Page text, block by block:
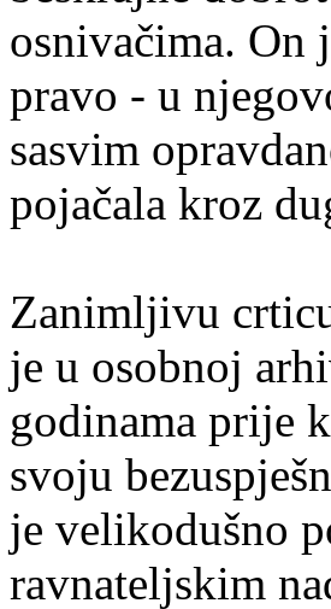
osnivačima. On
pravo - u
sasvim
pojačala kroz
Zanimljivu
je u osobnoj
godinama prije
svoju
je velikodušno
ravnateljskim